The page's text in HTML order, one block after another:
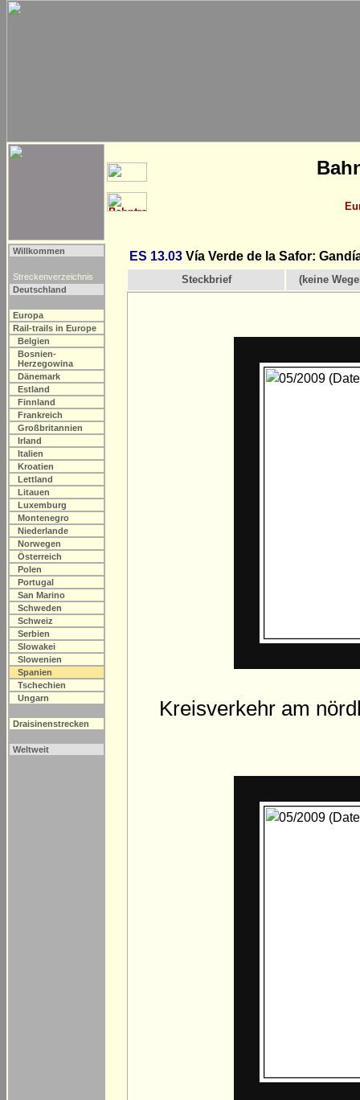
Willkommen
Streckenverzeichnis
Deutschland
Europa
Rail-trails in Europe
Belgien
Bosnien-
Herzegowina
Dänemark
Estland
Finnland
Frankreich
Großbritannien
Irland
Italien
Kroatien
Lettland
Litauen
Luxemburg
Montenegro
Niederlande
Norwegen
Österreich
Polen
Portugal
San Marino
Schweden
Schweiz
Serbien
Slowakei
Slowenien
Spanien
Tschechien
Ungarn
Draisinenstrecken
Weltweit
ES 13.03 Vía Verde de la Safor:
Steckbrief (keine
Kreisverkehr am